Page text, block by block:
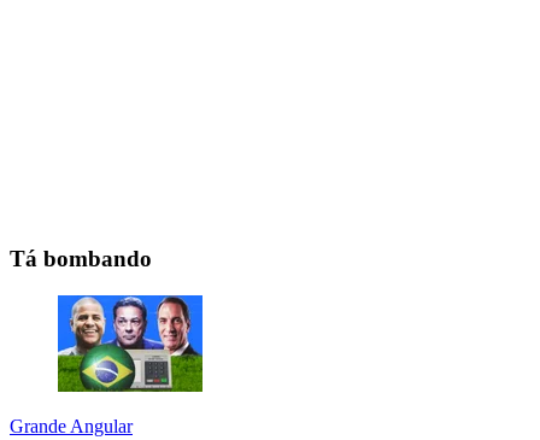
Tá bombando
Grande Angular